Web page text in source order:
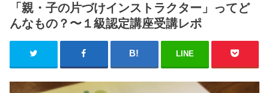
「親・子の片づけインストラクター」ってど
んなもの？〜１級認定講座受講レポ
LINE